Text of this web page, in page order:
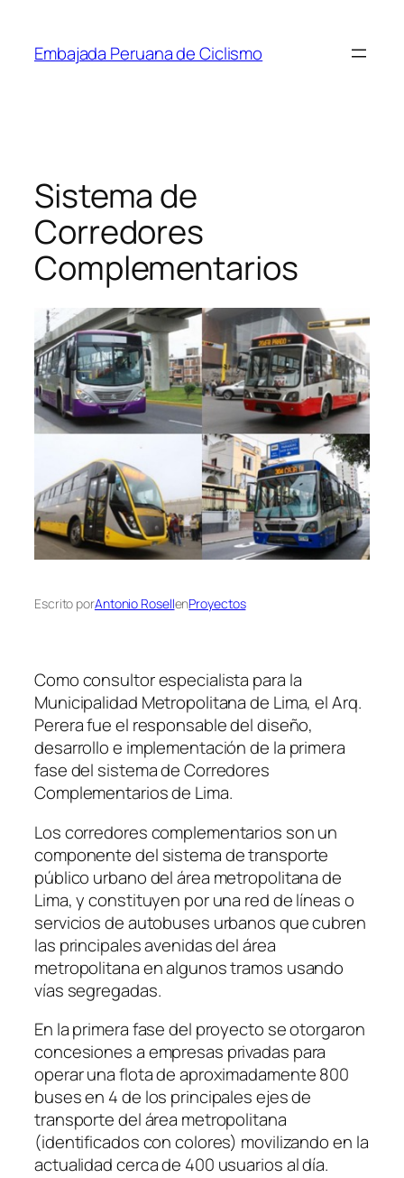
contenido
Embajada Peruana de Ciclismo
Sistema de
Corredores
Complementarios
Escrito porAntonio RosellenProyectos
Como consultor especialista para la
Municipalidad Metropolitana de Lima, el Arq.
Perera fue el responsable del diseño,
desarrollo e implementación de la primera
fase del sistema de Corredores
Complementarios de Lima.
Los corredores complementarios son un
componente del sistema de transporte
público urbano del área metropolitana de
Lima, y constituyen por una red de líneas o
servicios de autobuses urbanos que cubren
las principales avenidas del área
metropolitana en algunos tramos usando
vías segregadas.
En la primera fase del proyecto se otorgaron
concesiones a empresas privadas para
operar una flota de aproximadamente 800
buses en 4 de los principales ejes de
transporte del área metropolitana
(identificados con colores) movilizando en la
actualidad cerca de 400 usuarios al día.